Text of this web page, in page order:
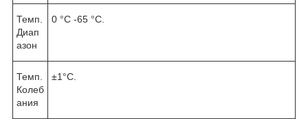
Темп.
Диап
азон
0 °C -65 °C.
Темп.
Колеб
ания
±1°C.